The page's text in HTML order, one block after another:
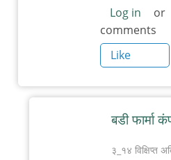
by
चिमणराव
Log in or
comments
Like
बडी फार्मा
३_१४ विक्षिप्त